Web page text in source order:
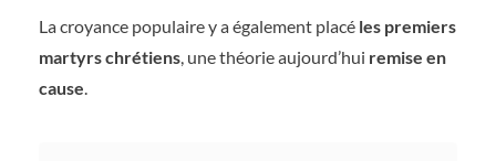
La croyance populaire y a également placé les premiers
martyrs chrétiens, une théorie aujourd’hui remise en
cause.